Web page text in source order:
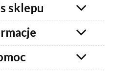
sklepu